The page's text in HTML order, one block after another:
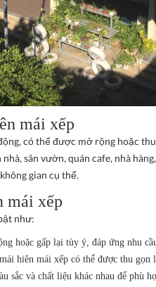
mái xếp
có thể được mở rộng hoặc
sân vườn, quán cafe, nhà
gian cụ thể.
mái xếp
như:
hoặc gấp lại tùy ý, đáp ứng nhu
hiên mái xếp có thể được thu
sắc và chất liệu khác nhau để phù